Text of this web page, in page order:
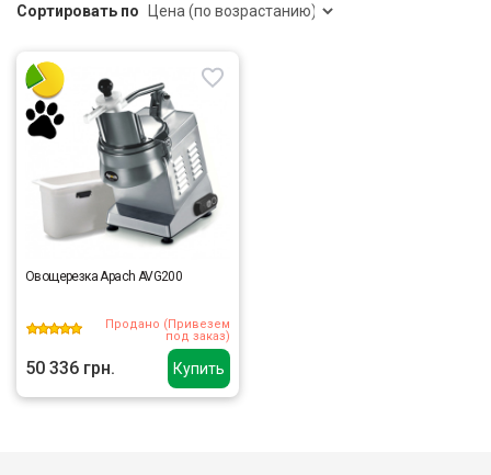
Сортировать по
Купить
Овощерезка Apach AVG200
Продано (Привезем
под заказ)
50 336 грн.